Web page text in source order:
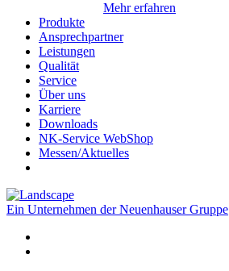
Mehr erfahren
Produkte
Ansprechpartner
Leistungen
Qualität
Service
Über uns
Karriere
Downloads
NK-Service WebShop
Messen/Aktuelles
Ein Unternehmen der Neuenhauser Gruppe